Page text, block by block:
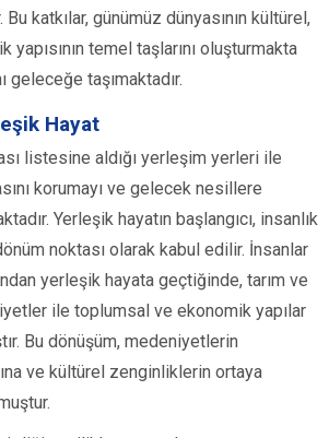
katkılar, günümüz dünyasının kültürel,
temel taşlarını oluşturmakta
geleceğe taşımaktadır.
Hayat
listesine aldığı yerleşim yerleri ile
korumayı ve gelecek nesillere
Yerleşik hayatın başlangıcı, insanlık
noktası olarak kabul edilir. İnsanlar
yerleşik hayata geçtiğinde, tarım ve
ile toplumsal ve ekonomik yapılar
Bu dönüşüm, medeniyetlerin
ve kültürel zenginliklerin ortaya